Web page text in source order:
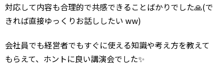
対応して内容も合理的で共感できることばかりでした🙏(で
きれば直接ゆっくりお話ししたい ww)
会社員でも経営者でもすぐに使える知識や考え方を教えて
もらえて、ホントに良い講演会でした✨